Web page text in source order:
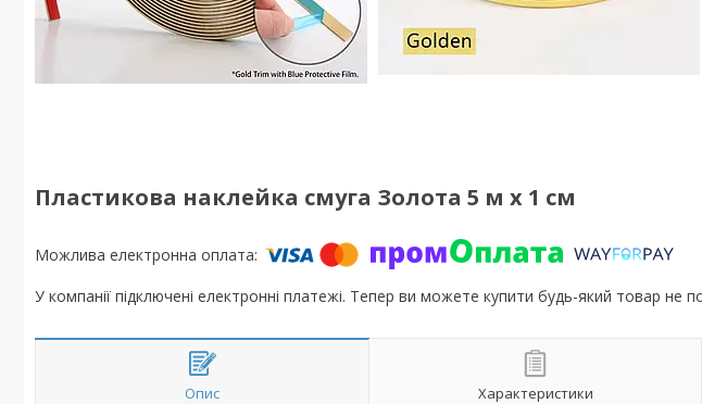
Пластикова наклейка смуга Золота 5 м х 1 см
У компанії підключені електронні платежі. Тепер ви можете купити будь-який товар не
Опис Характеристики